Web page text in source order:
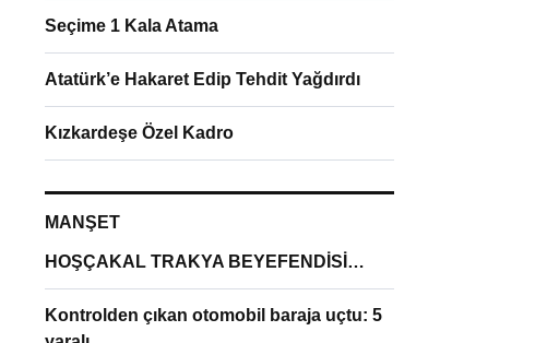
Seçime 1 Kala Atama
Atatürk’e Hakaret Edip Tehdit Yağdırdı
Kızkardeşe Özel Kadro
MANŞET
HOŞÇAKAL TRAKYA BEYEFENDİSİ…
Kontrolden çıkan otomobil baraja uçtu: 5